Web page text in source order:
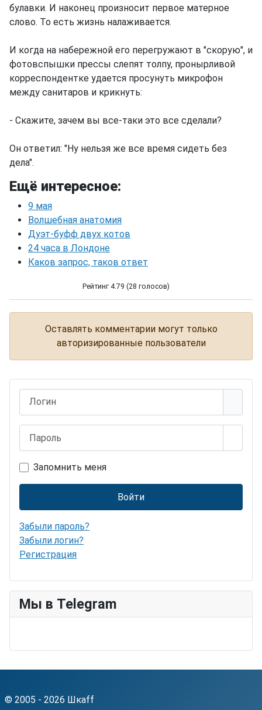
булавки. И наконец произносит первое матерное
слово. То есть жизнь налаживается.
И когда на набережной его перегружают в "скорую", и
фотовспышки прессы слепят толпу, пронырливой
корреспондентке удается просунуть микрофон
между санитаров и крикнуть:
- Скажите, зачем вы все-таки это все сделали?
Он ответил: "Ну нельзя же все время сидеть без
дела".
Ещё интересное:
9 мая
Волшебная анатомия
Дуэт-буфф двух котов
24 часа в Лондоне
Каков запрос, таков ответ
Рейтинг 4.79 (28 голосов)
Оставлять комментарии могут только
авторизированные пользователи
Запомнить меня
Войти
Забыли пароль?
Забыли логин?
Регистрация
Мы в Telegram
© 2005 - 2026 Шкаff